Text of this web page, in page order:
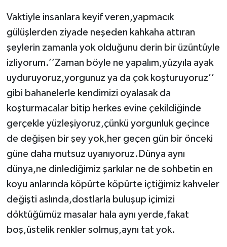
Vaktiyle insanlara keyif veren,yapmacık
gülüşlerden ziyade neşeden kahkaha attıran
şeylerin zamanla yok olduğunu derin bir üzüntüyle
izliyorum.’’Zaman böyle ne yapalım,yüzyıla ayak
uyduruyoruz,yorgunuz ya da çok koşturuyoruz’’
gibi bahanelerle kendimizi oyalasak da
koşturmacalar bitip herkes evine çekildiğinde
gerçekle yüzleşiyoruz,çünkü yorgunluk geçince
de değişen bir şey yok,her geçen gün bir önceki
güne daha mutsuz uyanıyoruz.Dünya aynı
dünya,ne dinlediğimiz şarkılar ne de sohbetin en
koyu anlarında köpürte köpürte içtiğimiz kahveler
değişti aslında,dostlarla buluşup içimizi
döktüğümüz masalar hala aynı yerde,fakat
boş,üstelik renkler solmuş,aynı tat yok.